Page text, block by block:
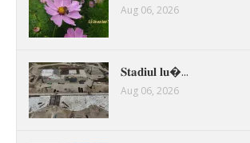
Aug 06, 2026
𝐒𝐭𝐚𝐝𝐢𝐮𝐥 𝐥𝐮�...
Aug 06, 2026